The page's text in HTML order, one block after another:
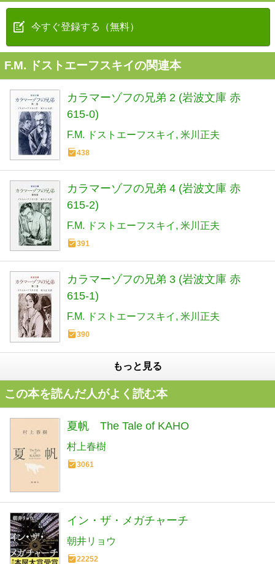
今すぐ登録する（無料）
F.M. ドストエーフスキイの関連本
カラマーゾフの兄弟 2 (岩波文庫 赤
615-0)
F.M. ドストエーフスキイ 米川正夫
438
カラマーゾフの兄弟 4 (岩波文庫 赤
615-2)
F.M. ドストエーフスキイ 米川正夫
391
カラマーゾフの兄弟 3 (岩波文庫 赤
615-1)
F.M. ドストエーフスキイ 米川正夫
390
もっと見る
この本を読んだ人がよく読む本
夏帆 The Tale of KAHO
村上春樹
3061
イン・ザ・メガチャーチ
朝井リョウ
22252